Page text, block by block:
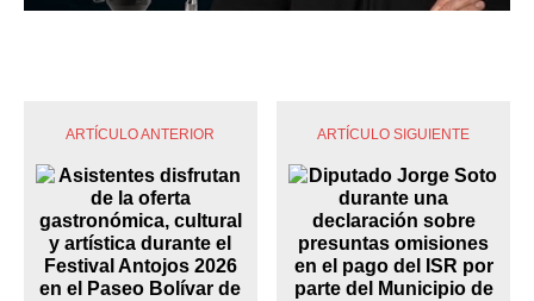
ARTÍCULO ANTERIOR ARTÍCULO SIGUIENTE